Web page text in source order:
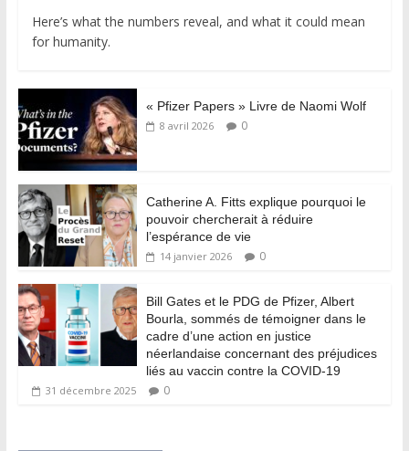
Here’s what the numbers reveal, and what it could mean
for humanity.
« Pfizer Papers » Livre de Naomi Wolf
8 avril 2026 0
Catherine A. Fitts explique pourquoi le
pouvoir chercherait à réduire
l’espérance de vie
14 janvier 2026 0
Bill Gates et le PDG de Pfizer, Albert
Bourla, sommés de témoigner dans le
cadre d’une action en justice
néerlandaise concernant des préjudices
liés au vaccin contre la COVID-19
31 décembre 2025 0